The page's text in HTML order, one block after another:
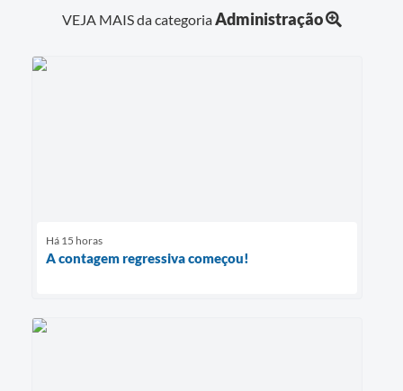
VEJA MAIS da categoriaAdministração
Há 15 horas
A contagem regressiva começou!